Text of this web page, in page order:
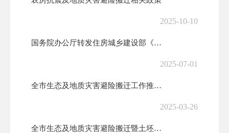
2025-10-10
国务院办公厅转发住房城乡建设部《关于进一步加强城市建筑垃圾治理的意见...
2025-07-01
全市生态及地质灾害避险搬迁工作推进会议召开
2025-03-26
全市生态及地质灾害避险搬迁暨土坯房改造提升“垃圾革命”推进会议召开